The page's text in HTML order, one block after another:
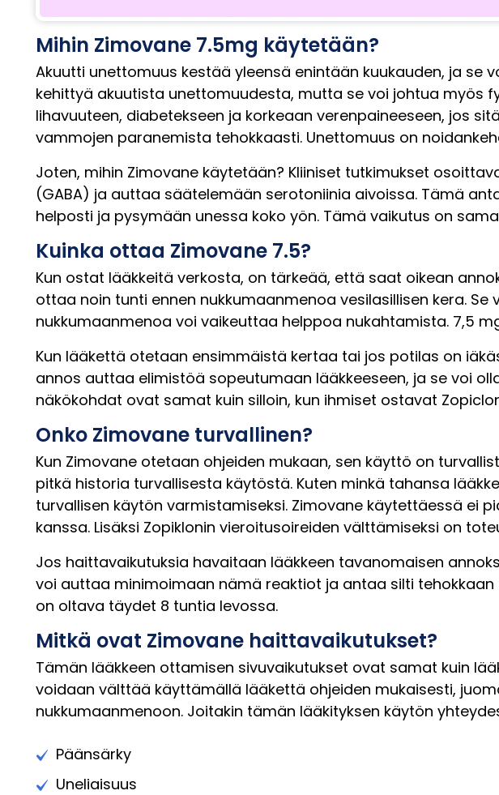
Mihin Zimovane 7.5mg käytetään?
Akuutti unettomuus kestää yleensä enintään kuukauden, ja se
kehittyä akuutista unettomuudesta, mutta se voi johtua myös
lihavuuteen, diabetekseen ja korkeaan verenpaineeseen, jos
vammojen paranemista tehokkaasti. Unettomuus on
Joten, mihin Zimovane käytetään? Kliiniset tutkimukset
(GABA) ja auttaa säätelemään serotoniinia aivoissa. Tämä
helposti ja pysymään unessa koko yön. Tämä vaikutus on
Kuinka ottaa Zimovane 7.5?
Kun ostat lääkkeitä verkosta, on tärkeää, että saat oikean
ottaa noin tunti ennen nukkumaanmenoa vesilasillisen kera.
nukkumaanmenoa voi vaikeuttaa helppoa nukahtamista. 7,5
Kun lääkettä otetaan ensimmäistä kertaa tai jos potilas on
annos auttaa elimistöä sopeutumaan lääkkeeseen, ja se voi
näkökohdat ovat samat kuin silloin, kun ihmiset ostavat
Onko Zimovane turvallinen?
Kun Zimovane otetaan ohjeiden mukaan, sen käyttö on
pitkä historia turvallisesta käytöstä. Kuten minkä tahansa
turvallisen käytön varmistamiseksi. Zimovane käytettäessä ei
kanssa. Lisäksi Zopiklonin vieroitusoireiden välttämiseksi on
Jos haittavaikutuksia havaitaan lääkkeen tavanomaisen
voi auttaa minimoimaan nämä reaktiot ja antaa silti
on oltava täydet 8 tuntia levossa.
Mitkä ovat Zimovane haittavaikutukset?
Tämän lääkkeen ottamisen sivuvaikutukset ovat samat kuin
voidaan välttää käyttämällä lääkettä ohjeiden mukaisesti,
nukkumaanmenoon. Joitakin tämän lääkityksen käytön
Päänsärky
Uneliaisuus